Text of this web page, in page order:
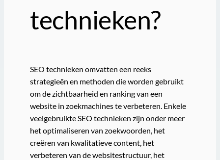
technieken?
SEO technieken omvatten een reeks
strategieën en methoden die worden gebruikt
om de zichtbaarheid en ranking van een
website in zoekmachines te verbeteren. Enkele
veelgebruikte SEO technieken zijn onder meer
het optimaliseren van zoekwoorden, het
creëren van kwalitatieve content, het
verbeteren van de websitestructuur, het